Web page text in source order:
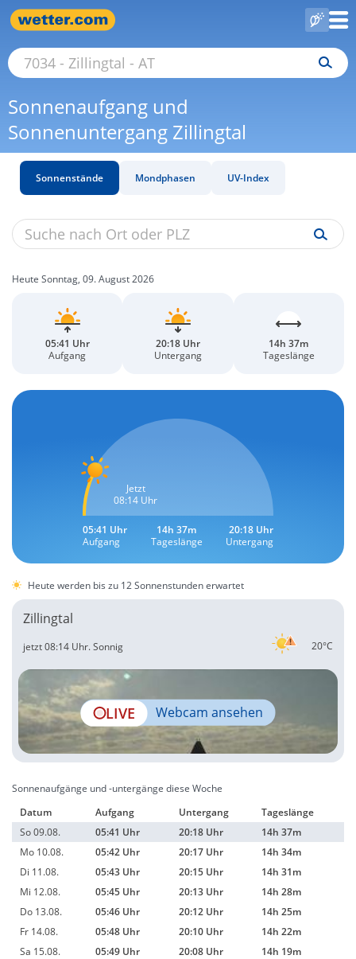
Sonnenaufgang und
Sonnenuntergang Zillingtal
Sonnenstände Mondphasen UV-Index
Heute Sonntag, 09. August 2026
05:41 Uhr
Aufgang
20:18 Uhr
Untergang
14h 37m
Tageslänge
Jetzt
08:14 Uhr
05:41 Uhr
Aufgang
14h 37m
Tageslänge
20:18 Uhr
Untergang
Heute werden bis zu 12 Sonnenstunden erwartet
Zillingtal
20°C
jetzt 08:14 Uhr.Sonnig
LIVE Webcam ansehen
Sonnenaufgänge und -untergänge diese Woche
Datum
Aufgang Untergang
Tageslänge
So 09.08.
05:41 Uhr 20:18 Uhr
14h 37m
Mo 10.08.
05:42 Uhr 20:17 Uhr
14h 34m
Di 11.08.
05:43 Uhr 20:15 Uhr
14h 31m
Mi 12.08.
05:45 Uhr 20:13 Uhr
14h 28m
Do 13.08.
05:46 Uhr 20:12 Uhr
14h 25m
Fr 14.08.
05:48 Uhr 20:10 Uhr
14h 22m
Sa 15.08.
05:49 Uhr 20:08 Uhr
14h 19m